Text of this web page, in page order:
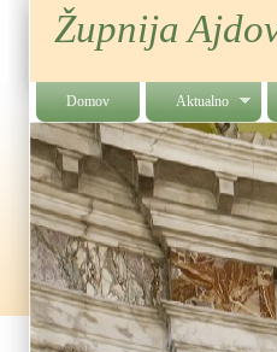
Župnija
Domov Aktualno